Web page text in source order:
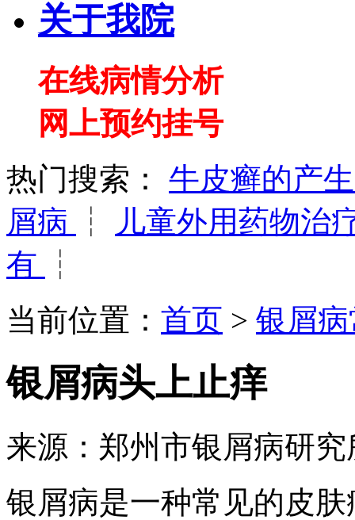
关于我院
在线病情分析
网上预约挂号
热门搜索：
牛皮癣的产
屑病
┆
儿童外用药物治
有
┆
当前位置： 首页 > 银屑
银屑病头上止痒
来源：郑州市银屑病研
银屑病是一种常见的皮